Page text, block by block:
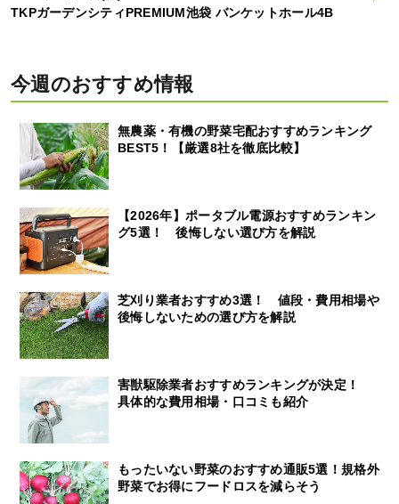
TKPガーデンシティPREMIUM池袋 バンケットホール4B
今週のおすすめ情報
無農薬・有機の野菜宅配おすすめランキング
BEST5！【厳選8社を徹底比較】
【2026年】ポータブル電源おすすめランキン
グ5選！ 後悔しない選び方を解説
芝刈り業者おすすめ3選！ 値段・費用相場や
後悔しないための選び方を解説
害獣駆除業者おすすめランキングが決定！
具体的な費用相場・口コミも紹介
もったいない野菜のおすすめ通販5選！規格外
野菜でお得にフードロスを減らそう